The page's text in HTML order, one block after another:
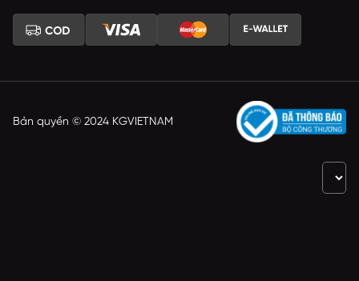
Bản quyền © 2024 KGVIETNAM